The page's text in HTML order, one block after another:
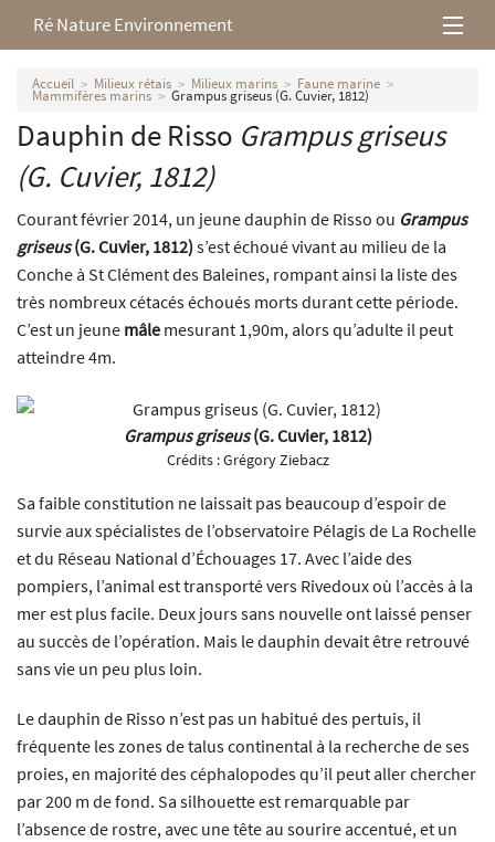
Ré Nature Environnement
L’association
Milieux rétais
Nos parutions
Accueil Milieux rétais Milieux marins Faune marine
Mammifères marins Grampus griseus (G. Cuvier, 1812)
Dauphin de Risso Grampus griseus
(G. Cuvier, 1812)
Courant février 2014, un jeune dauphin de Risso ou Grampus
griseus(G. Cuvier, 1812)s’est échoué vivant au milieu de la
Conche à St Clément des Baleines, rompant ainsi la liste des
très nombreux cétacés échoués morts durant cette période.
C’est un jeune mâle mesurant 1,90m, alors qu’adulte il peut
atteindre 4m.
Grampus griseus(G. Cuvier, 1812)
Crédits :Grégory Ziebacz
Sa faible constitution ne laissait pas beaucoup d’espoir de
survie aux spécialistes de l’observatoire Pélagis de La Rochelle
et du Réseau National d’Échouages 17. Avec l’aide des
pompiers, l’animal est transporté vers Rivedoux où l’accès à la
mer est plus facile. Deux jours sans nouvelle ont laissé penser
au succès de l’opération. Mais le dauphin devait être retrouvé
sans vie un peu plus loin.
Le dauphin de Risso n’est pas un habitué des pertuis, il
fréquente les zones de talus continental à la recherche de ses
proies, en majorité des céphalopodes qu’il peut aller chercher
par 200 m de fond. Sa silhouette est remarquable par
l’absence de rostre, avec une tête au sourire accentué, et un